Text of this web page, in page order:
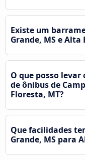
Existe um
Grande, MS e Alta
O que posso
de ônibus de
Floresta, MT?
Que facilidades
Grande, MS para